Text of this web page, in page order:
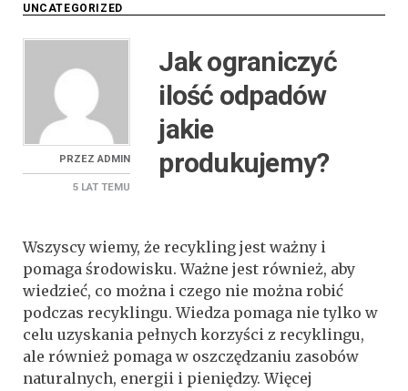
UNCATEGORIZED
PRZEZADMIN
5 LAT TEMU
Jak ograniczyć
ilość odpadów
jakie
produkujemy?
Wszyscy wiemy, że recykling jest ważny i
pomaga środowisku. Ważne jest również, aby
wiedzieć, co można i czego nie można robić
podczas recyklingu. Wiedza pomaga nie tylko w
celu uzyskania pełnych korzyści z recyklingu,
ale również pomaga w oszczędzaniu zasobów
naturalnych, energii i pieniędzy. Więcej